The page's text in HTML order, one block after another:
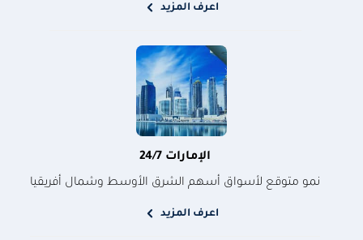
اعرف المزيد
الإمارات 24/7
نمو متوقع لأسواق أسهم الشرق الأوسط وشمال أفريقيا
اعرف المزيد